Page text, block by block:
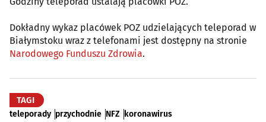
Dokładny wykaz placówek POZ udzielających teleporad w
Białymstoku wraz z telefonami jest dostępny na stronie
Narodowego Funduszu Zdrowia.
TAGI
teleporady przychodnie NFZ koronawirus